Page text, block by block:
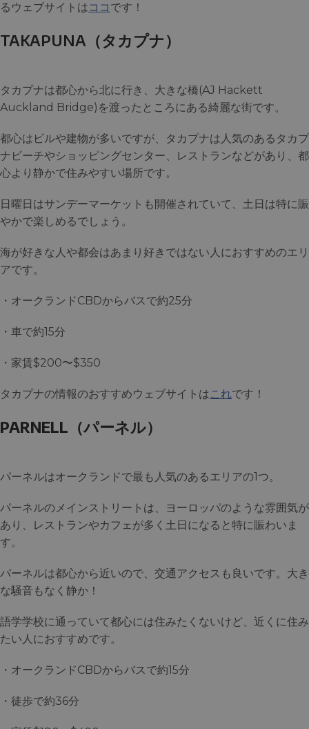
るウェブサイトはココ です！
TAKAPUNA（タカプナ）
タカプナは都心から北に行き、大きな橋(AJ Hackett
Auckland Bridge)を渡ったところにある綺麗な街です。
都心はビルや建物が多いですが、タカプナは人気のあるタカプ
ナビーチやショッピングセンター、レストランなどがあり、都
心より静かで住みやすい場所です。
日曜日はサンデーマーケットも開催されていて、土日は特に賑
やかで楽しめるでしょう。
海が好きな人や都会はあまり好きではない人におすすめのエリ
アです。
・オークランドCBDからバスで約25分
・車で約15分
・家賃$200〜$350
タカプナの情報のおすすめウェブサイトはこれです！
PARNELL（パーネル）
パーネルはオークランドで最も人気のあるエリアの1つ。
パーネルのメインストリートは、ヨーロッパのような雰囲気が
あり、レストランやカフェが多く土日になると特に賑わいま
す。
パーネルは都心から近いので、交通アクセスも良いです。大き
な騒音もなく静か！
語学学校に通っていて都心には住みたくないけど、近くに住み
たい人におすすめです。
・オークランドCBDからバスで約15分
・徒歩で約36分